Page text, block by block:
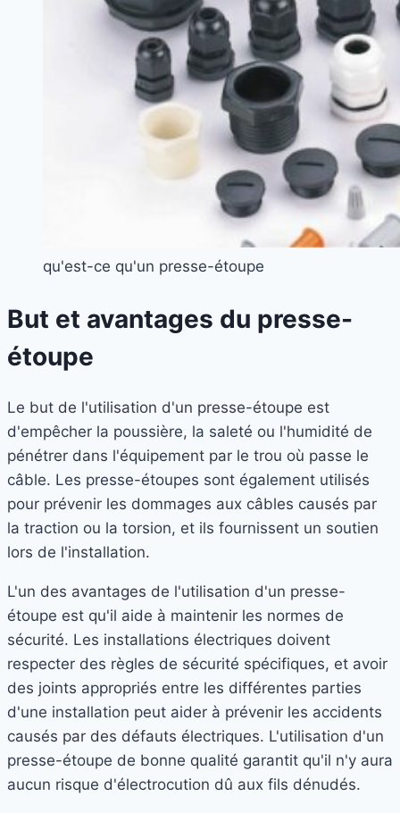
qu'est-ce qu'un presse-étoupe
But et avantages du presse-
étoupe
Le but de l'utilisation d'un presse-étoupe est
d'empêcher la poussière, la saleté ou l'humidité de
pénétrer dans l'équipement par le trou où passe le
câble. Les presse-étoupes sont également utilisés
pour prévenir les dommages aux câbles causés par
la traction ou la torsion, et ils fournissent un soutien
lors de l'installation.
L'un des avantages de l'utilisation d'un presse-
étoupe est qu'il aide à maintenir les normes de
sécurité. Les installations électriques doivent
respecter des règles de sécurité spécifiques, et avoir
des joints appropriés entre les différentes parties
d'une installation peut aider à prévenir les accidents
causés par des défauts électriques. L'utilisation d'un
presse-étoupe de bonne qualité garantit qu'il n'y aura
aucun risque d'électrocution dû aux fils dénudés.